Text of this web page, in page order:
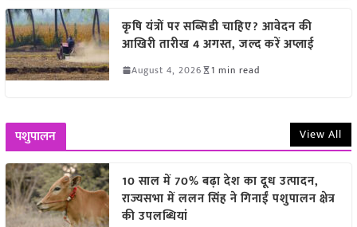
कृषि यंत्रों पर सब्सिडी चाहिए? आवेदन की
आखिरी तारीख 4 अगस्त, जल्द करें अप्लाई
August 4, 2026 1 min read
पशुपालन View All
10 साल में 70% बढ़ा देश का दूध उत्पादन,
राज्यसभा में ललन सिंह ने गिनाईं पशुपालन क्षेत्र
की उपलब्धियां